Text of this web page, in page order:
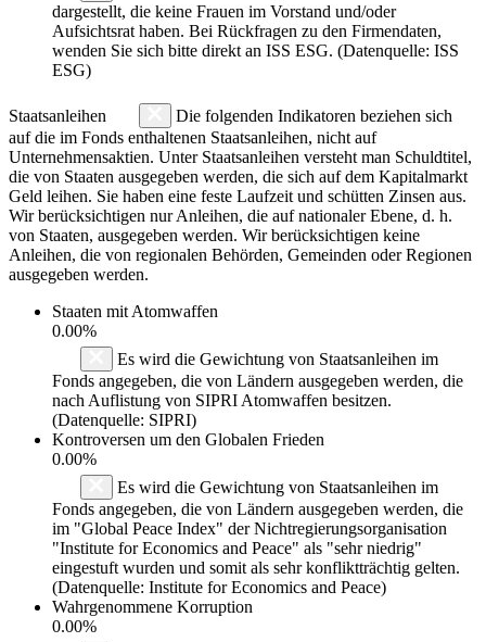
dargestellt, die keine Frauen im Vorstand und/oder
Aufsichtsrat haben. Bei Rückfragen zu den Firmendaten,
wenden Sie sich bitte direkt an ISS ESG. (Datenquelle: ISS
ESG)
Staatsanleihen
Die folgenden Indikatoren beziehen sich
auf die im Fonds enthaltenen Staatsanleihen, nicht auf
Unternehmensaktien. Unter Staatsanleihen versteht man Schuldtitel,
die von Staaten ausgegeben werden, die sich auf dem Kapitalmarkt
Geld leihen. Sie haben eine feste Laufzeit und schütten Zinsen aus.
Wir berücksichtigen nur Anleihen, die auf nationaler Ebene, d. h.
von Staaten, ausgegeben werden. Wir berücksichtigen keine
Anleihen, die von regionalen Behörden, Gemeinden oder Regionen
ausgegeben werden.
Staaten mit Atomwaffen
0.00%
Es wird die Gewichtung von Staatsanleihen im
Fonds angegeben, die von Ländern ausgegeben werden, die
nach Auflistung von SIPRI Atomwaffen besitzen.
(Datenquelle: SIPRI)
Kontroversen um den Globalen Frieden
0.00%
Es wird die Gewichtung von Staatsanleihen im
Fonds angegeben, die von Ländern ausgegeben werden, die
im "Global Peace Index" der Nichtregierungsorganisation
"Institute for Economics and Peace" als "sehr niedrig"
eingestuft wurden und somit als sehr konfliktträchtig gelten.
(Datenquelle: Institute for Economics and Peace)
Wahrgenommene Korruption
0.00%